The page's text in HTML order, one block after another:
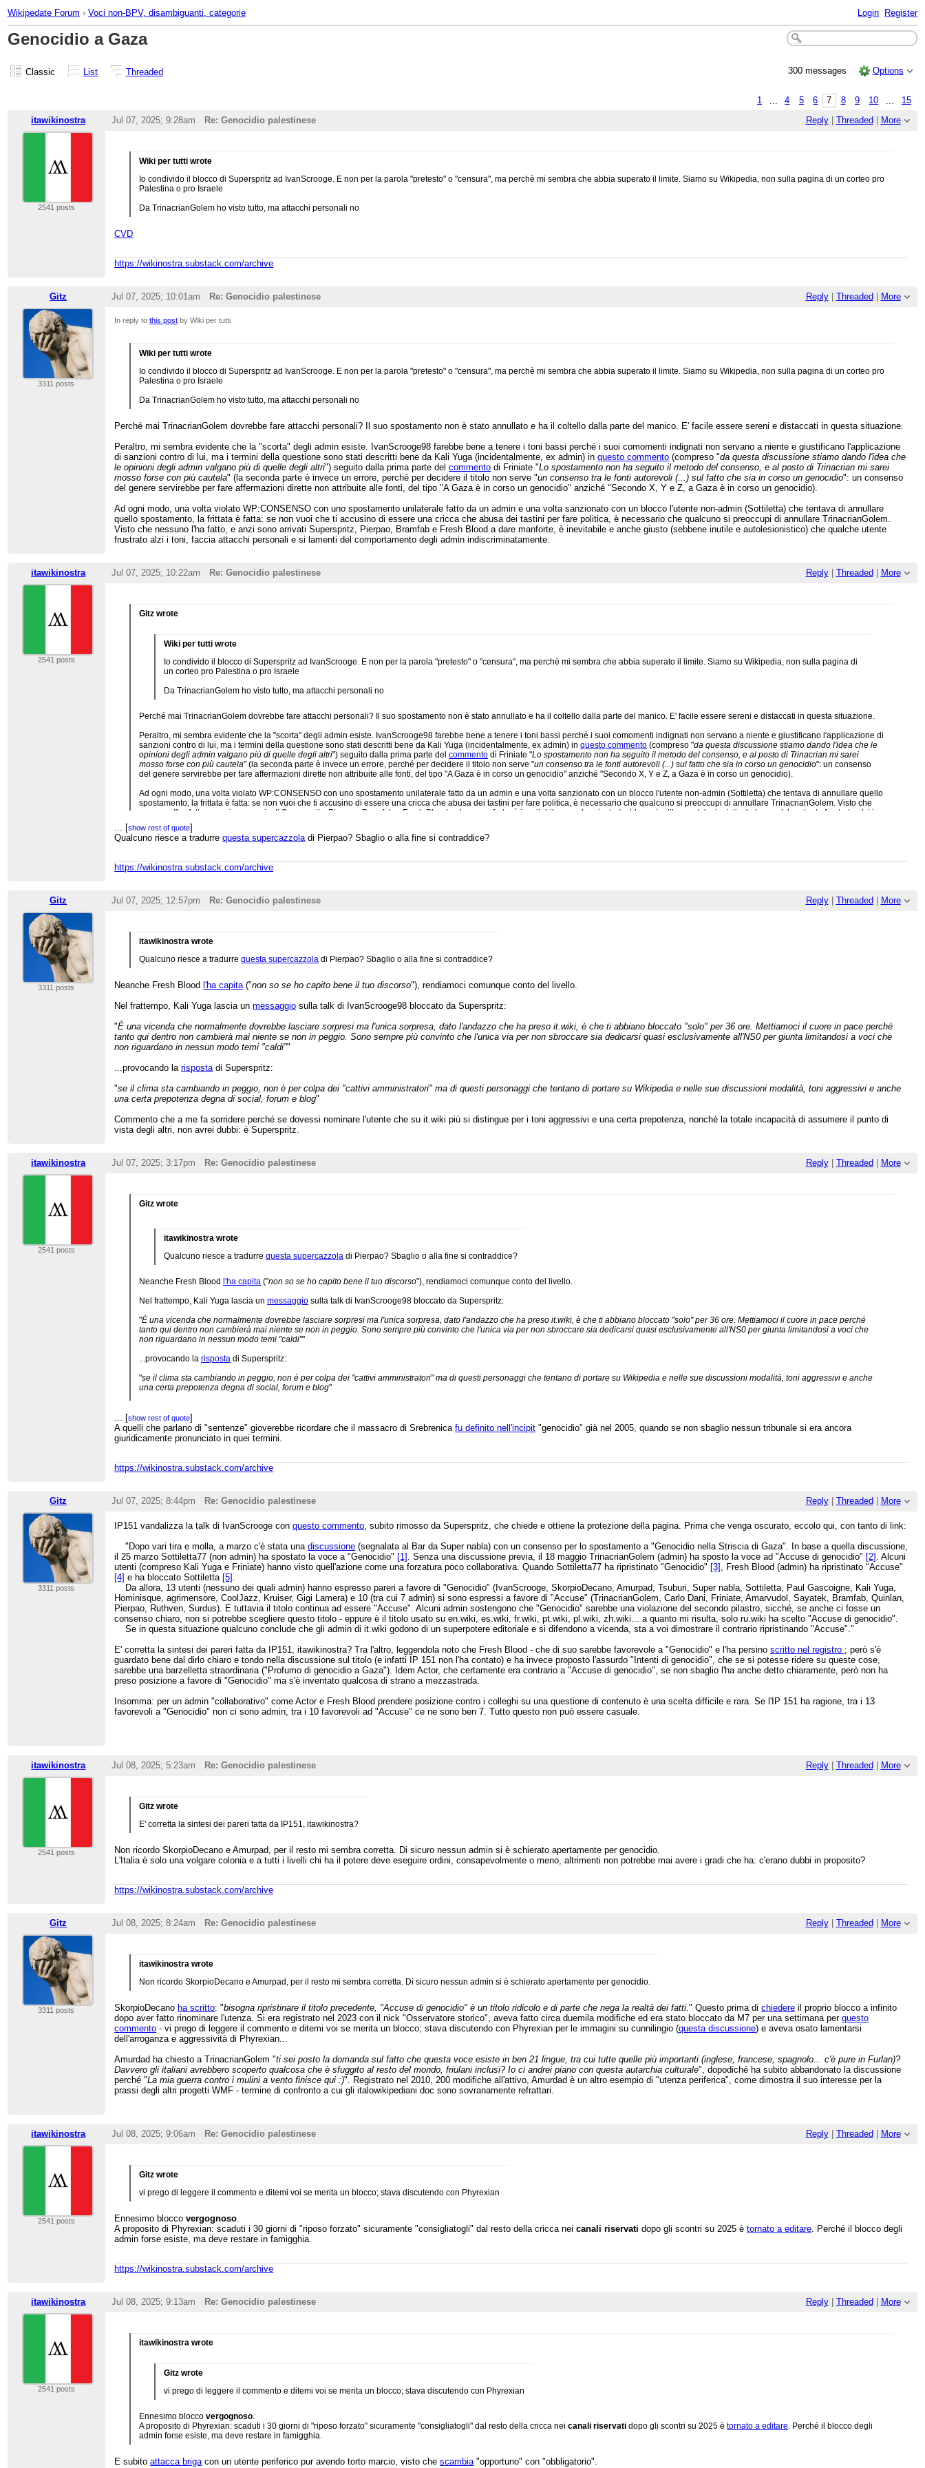
Wikipedate Forum › Voci non-BPV, disambiguanti, categorie Login Register
Genocidio a Gaza
Classic List Threaded 300 messages Options
1 4 5 6 7 8 9 10
15
itawikinostra
Reply| Threaded More
Jul 07, 2025; 9:28am Re: Genocidio palestinese
2541 posts
Wiki per tutti wrote
Io condivido il blocco di Superspritz ad IvanScrooge. E non per la parola "pretesto" o "censura", ma perchè mi sembra che abbia superato il limite. Siamo su Wikipedia, non sulla pagina di un corteo pro
Palestina o pro Israele
Da TrinacrianGolem ho visto tutto, ma attacchi personali no
CVD
https://wikinostra.substack.com/archive
Gitz Reply| Threaded More
Jul 07, 2025; 10:01am Re: Genocidio palestinese
3311 posts
In reply tothis post by Wiki per tutti
Wiki per tutti wrote
Io condivido il blocco di Superspritz ad IvanScrooge. E non per la parola "pretesto" o "censura", ma perchè mi sembra che abbia superato il limite. Siamo su Wikipedia, non sulla pagina di un corteo pro
Palestina o pro Israele
Da TrinacrianGolem ho visto tutto, ma attacchi personali no
Perché mai TrinacrianGolem dovrebbe fare attacchi personali? Il suo spostamento non è stato annullato e ha il coltello dalla parte del manico. E' facile essere sereni e distaccati in questa situazione.
Peraltro, mi sembra evidente che la "scorta" degli admin esiste. IvanScrooge98 farebbe bene a tenere i toni bassi perché i suoi comomenti indignati non servano a niente e giustificano l'applicazione
di sanzioni contro di lui, ma i termini della questione sono stati descritti bene da Kali Yuga (incidentalmente, ex admin) inquesto commento (compreso "da questa discussione stiamo dando l'idea che
le opinioni degli admin valgano più di quelle degli altri") seguito dalla prima parte delcommento di Friniate "Lo spostamento non ha seguito il metodo del consenso, e al posto di Trinacrian mi sarei
mosso forse con più cautela" (la seconda parte è invece un errore, perché per decidere il titolo non serve "un consenso tra le fonti autorevoli (...) sul fatto che sia in corso un genocidio": un consenso
del genere servirebbe per fare affermazioni dirette non attribuite alle fonti, del tipo "A Gaza è in corso un genocidio" anziché "Secondo X, Y e Z, a Gaza è in corso un genocidio).
Ad ogni modo, una volta violato WP:CONSENSO con uno spostamento unilaterale fatto da un admin e una volta sanzionato con un blocco l'utente non-admin (Sottiletta) che tentava di annullare
quello spostamento, la frittata è fatta: se non vuoi che ti accusino di essere una cricca che abusa dei tastini per fare politica, è necessario che qualcuno si preoccupi di annullare TrinacrianGolem.
Visto che nessuno l'ha fatto, e anzi sono arrivati Superspritz, Pierpao, Bramfab e Fresh Blood a dare manforte, è inevitabile e anche giusto (sebbene inutile e autolesionistico) che qualche utente
frustrato alzi i toni, faccia attacchi personali e si lamenti del comportamento degli admin indiscriminatamente.
itawikinostra Reply| Threaded More
Jul 07, 2025; 10:22am Re: Genocidio palestinese
2541 posts
Gitz wrote
Wiki per tutti wrote
Io condivido il blocco di Superspritz ad IvanScrooge. E non per la parola "pretesto" o "censura", ma perchè mi sembra che abbia superato il limite. Siamo su Wikipedia, non sulla pagina di
un corteo pro Palestina o pro Israele
Da TrinacrianGolem ho visto tutto, ma attacchi personali no
Perché mai TrinacrianGolem dovrebbe fare attacchi personali? Il suo spostamento non è stato annullato e ha il coltello dalla parte del manico. E' facile essere sereni e distaccati in questa situazione.
Peraltro, mi sembra evidente che la "scorta" degli admin esiste. IvanScrooge98 farebbe bene a tenere i toni bassi perché i suoi comomenti indignati non servano a niente e giustificano l'applicazione di
sanzioni contro di lui, ma i termini della questione sono stati descritti bene da Kali Yuga (incidentalmente, ex admin) inquesto commento (compreso "da questa discussione stiamo dando l'idea che le
opinioni degli admin valgano più di quelle degli altri") seguito dalla prima parte delcommento di Friniate "Lo spostamento non ha seguito il metodo del consenso, e al posto di Trinacrian mi sarei
mosso forse con più cautela" (la seconda parte è invece un errore, perché per decidere il titolo non serve "un consenso tra le fonti autorevoli (...) sul fatto che sia in corso un genocidio": un consenso
del genere servirebbe per fare affermazioni dirette non attribuite alle fonti, del tipo "A Gaza è in corso un genocidio" anziché "Secondo X, Y e Z, a Gaza è in corso un genocidio).
Ad ogni modo, una volta violato WP:CONSENSO con uno spostamento unilaterale fatto da un admin e una volta sanzionato con un blocco l'utente non-admin (Sottiletta) che tentava di annullare quello
spostamento, la frittata è fatta: se non vuoi che ti accusino di essere una cricca che abusa dei tastini per fare politica, è necessario che qualcuno si preoccupi di annullare TrinacrianGolem. Visto che
nessuno l'ha fatto, e anzi sono arrivati Superspritz, Pierpao, Bramfab e Fresh Blood a dare manforte, è inevitabile e anche giusto (sebbene inutile e autolesionistico) che qualche utente frustrato alzi i
toni, faccia attacchi personali e si lamenti del comportamento degli admin indiscriminatamente.
[show rest of quote]
Qualcuno riesce a tradurrequesta supercazzola di Pierpao? Sbaglio o alla fine si contraddice?
https://wikinostra.substack.com/archive
Gitz Reply| Threaded More
Jul 07, 2025; 12:57pm Re: Genocidio palestinese
3311 posts
itawikinostra wrote
Qualcuno riesce a tradurrequesta supercazzola di Pierpao? Sbaglio o alla fine si contraddice?
Neanche Fresh Blood l'ha capita ("non so se ho capito bene il tuo discorso"), rendiamoci comunque conto del livello.
Nel frattempo, Kali Yuga lascia unmessaggio sulla talk di IvanScrooge98 bloccato da Superspritz:
"È una vicenda che normalmente dovrebbe lasciare sorpresi ma l'unica sorpresa, dato l'andazzo che ha preso it.wiki, è che ti abbiano bloccato "solo" per 36 ore. Mettiamoci il cuore in pace perché
tanto qui dentro non cambierà mai niente se non in peggio. Sono sempre più convinto che l'unica via per non sbroccare sia dedicarsi quasi esclusivamente all'NS0 per giunta limitandosi a voci che
non riguardano in nessun modo temi "caldi""
...provocando larisposta di Superspritz:
"se il clima sta cambiando in peggio, non è per colpa dei "cattivi amministratori" ma di questi personaggi che tentano di portare su Wikipedia e nelle sue discussioni modalità, toni aggressivi e anche
una certa prepotenza degna di social, forum e blog"
Commento che a me fa sorridere perché se dovessi nominare l'utente che su it.wiki più si distingue per i toni aggressivi e una certa prepotenza, nonché la totale incapacità di assumere il punto di
vista degli altri, non avrei dubbi: è Superspritz.
itawikinostra Reply| Threaded More
Jul 07, 2025; 3:17pm Re: Genocidio palestinese
2541 posts
Gitz wrote
itawikinostra wrote
Qualcuno riesce a tradurre questa supercazzoladi Pierpao? Sbaglio o alla fine si contraddice?
Neanche Fresh Bloodl'ha capita ("non so se ho capito bene il tuo discorso"), rendiamoci comunque conto del livello.
Nel frattempo, Kali Yuga lascia unmessaggio sulla talk di IvanScrooge98 bloccato da Superspritz:
"È una vicenda che normalmente dovrebbe lasciare sorpresi ma l'unica sorpresa, dato l'andazzo che ha preso it.wiki, è che ti abbiano bloccato "solo" per 36 ore. Mettiamoci il cuore in pace perché
tanto qui dentro non cambierà mai niente se non in peggio. Sono sempre più convinto che l'unica via per non sbroccare sia dedicarsi quasi esclusivamente all'NS0 per giunta limitandosi a voci che
non riguardano in nessun modo temi "caldi""
...provocando larisposta di Superspritz:
"se il clima sta cambiando in peggio, non è per colpa dei "cattivi amministratori" ma di questi personaggi che tentano di portare su Wikipedia e nelle sue discussioni modalità, toni aggressivi e anche
una certa prepotenza degna di social, forum e blog"
degli altri, non avrei dubbi: è Superspritz.
[show rest of quote]
A quelli che parlano di "sentenze" gioverebbe ricordare che il massacro di Srebrenicafu definito nell'incipit "genocidio" già nel 2005, quando se non sbaglio nessun tribunale si era ancora
giuridicamente pronunciato in quei termini.
https://wikinostra.substack.com/archive
Gitz Reply| Threaded More
Jul 07, 2025; 8:44pm Re: Genocidio palestinese
3311 posts
IP151 vandalizza la talk di IvanScrooge conquesto commento , subito rimosso da Superspritz, che chiede e ottiene la protezione della pagina. Prima che venga oscurato, eccolo qui, con tanto di link:
"Dopo vari tira e molla, a marzo c'è stata unadiscussione (segnalata al Bar da Super nabla) con un consenso per lo spostamento a "Genocidio nella Striscia di Gaza". In base a quella discussione,
il 25 marzo Sottiletta77 (non admin) ha spostato la voce a "Genocidio" [1] . Senza una discussione previa, il 18 maggio TrinacrianGolem (admin) ha sposto la voce ad "Accuse di genocidio" [2] . Alcuni
utenti (compreso Kali Yuga e Friniate) hanno visto quell'azione come una forzatura poco collaborativa. Quando Sottiletta77 ha ripristinato "Genocidio" [3]
, Fresh Blood (admin) ha ripristinato "Accuse"
[4] e ha bloccato Sottiletta [5]
Da allora, 13 utenti (nessuno dei quali admin) hanno espresso pareri a favore di "Genocidio" (IvanScrooge, SkorpioDecano, Amurpad, Tsuburi, Super nabla, Sottiletta, Paul Gascoigne, Kali Yuga,
Hominisque, agrimensore, CoolJazz, Kruiser, Gigi Lamera) e 10 (tra cui 7 admin) si sono espressi a favore di "Accuse" (TrinacrianGolem, Carlo Dani, Friniate, Amarvudol, Sayatek, Bramfab, Quinlan,
Pierpao, Ruthven, Surdus). E tuttavia il titolo continua ad essere "Accuse". Alcuni admin sostengono che "Genocidio" sarebbe una violazione del secondo pilastro, sicché, se anche ci fosse un
consenso chiaro, non si potrebbe scegliere questo titolo - eppure è il titolo usato su en.wiki, es.wiki, fr.wiki, pt.wiki, pl.wiki, zh.wiki... a quanto mi risulta, solo ru.wiki ha scelto "Accuse di genocidio".
Se in questa situazione qualcuno conclude che gli admin di it.wiki godono di un superpotere editoriale e si difendono a vicenda, sta a voi dimostrare il contrario ripristinando "Accuse"."
E' corretta la sintesi dei pareri fatta da IP151, itawikinostra? Tra l'altro, leggendola noto che Fresh Blood - che di suo sarebbe favorevole a "Genocidio" e l'ha persinoscritto nel registro ; però s'è
guardato bene dal dirlo chiaro e tondo nella discussione sul titolo (e infatti IP 151 non l'ha contato) e ha invece proposto l'assurdo "Intenti di genocidio", che se si potesse ridere su queste cose,
sarebbe una barzelletta straordinaria ("Profumo di genocidio a Gaza"). Idem Actor, che certamente era contrario a "Accuse di genocidio", se non sbaglio l'ha anche detto chiaramente, però non ha
preso posizione a favore di "Genocidio" ma s'è inventato qualcosa di strano a mezzastrada.
Insomma: per un admin "collaborativo" come Actor e Fresh Blood prendere posizione contro i colleghi su una questione di contenuto è una scelta difficile e rara. Se l'IP 151 ha ragione, tra i 13
favorevoli a "Genocidio" non ci sono admin, tra i 10 favorevoli ad "Accuse" ce ne sono ben 7. Tutto questo non può essere casuale.
itawikinostra Reply| Threaded More
Jul 08, 2025; 5:23am Re: Genocidio palestinese
2541 posts
Gitz wrote
E' corretta la sintesi dei pareri fatta da IP151, itawikinostra?
Non ricordo SkorpioDecano e Amurpad, per il resto mi sembra corretta. Di sicuro nessun admin si è schierato apertamente per genocidio.
L'Italia è solo una volgare colonia e a tutti i livelli chi ha il potere deve eseguire ordini, consapevolmente o meno, altrimenti non potrebbe mai avere i gradi che ha: c'erano dubbi in proposito?
https://wikinostra.substack.com/archive
Gitz Reply| Threaded More
Jul 08, 2025; 8:24am Re: Genocidio palestinese
3311 posts
itawikinostra wrote
Non ricordo SkorpioDecano e Amurpad, per il resto mi sembra corretta. Di sicuro nessun admin si è schierato apertamente per genocidio.
SkorpioDecano ha scritto: "bisogna ripristinare il titolo precedente, "Accuse di genocidio" è un titolo ridicolo e di parte che nega la realtà dei fatti ." Questo prima dichiedere il proprio blocco a infinito
dopo aver fatto rinominare l'utenza. Si era registrato nel 2023 con il nick "Osservatore storico", aveva fatto circa duemila modifiche ed era stato bloccato da M7 per una settimana perquesto
commento - vi prego di leggere il commento e ditemi voi se merita un blocco; stava discutendo con Phyrexian per le immagini su cunnilingio (questa discussione) e aveva osato lamentarsi
dell'arroganza e aggressività di Phyrexian...
Amurdad ha chiesto a TrinacrianGolem "ti sei posto la domanda sul fatto che questa voce esiste in ben 21 lingue, tra cui tutte quelle più importanti (inglese, francese, spagnolo... c'è pure in Furlan)?
Davvero gli italiani avrebbero scoperto qualcosa che è sfuggito al resto del mondo, friulani inclusi? Io ci andrei piano con questa autarchia culturale", dopodiché ha subito abbandonato la discussione
perché "La mia guerra contro i mulini a vento finisce qui :)". Registrato nel 2010, 200 modifiche all'attivo, Amurdad è un altro esempio di "utenza periferica", come dimostra il suo interesse per la
prassi degli altri progetti WMF - termine di confronto a cui gli italowikipediani doc sono sovranamente refrattari.
itawikinostra Reply| Threaded More
Jul 08, 2025; 9:06am Re: Genocidio palestinese
2541 posts
Gitz wrote
vi prego di leggere il commento e ditemi voi se merita un blocco; stava discutendo con Phyrexian
Ennesimo bloccovergognoso
A proposito di Phyrexian: scaduti i 30 giorni di "riposo forzato" sicuramente "consigliatogli" dal resto della cricca neicanali riservati dopo gli scontri su 2025 ètornato a editare . Perché il blocco degli
admin forse esiste, ma deve restare in famigghia.
https://wikinostra.substack.com/archive
itawikinostra Reply| Threaded More
Jul 08, 2025; 9:13am Re: Genocidio palestinese
2541 posts
itawikinostra wrote
Gitz wrote
vi prego di leggere il commento e ditemi voi se merita un blocco; stava discutendo con Phyrexian
Ennesimo bloccovergognoso.
A proposito di Phyrexian: scaduti i 30 giorni di "riposo forzato" sicuramente "consigliatogli" dal resto della cricca neicanali riservati dopo gli scontri su 2025 ètornato a editare. Perché il blocco degli
admin forse esiste, ma deve restare in famigghia.
E subitoattacca briga con un utente periferico pur avendo torto marcio, visto chescambia "opportuno" con "obbligatorio".